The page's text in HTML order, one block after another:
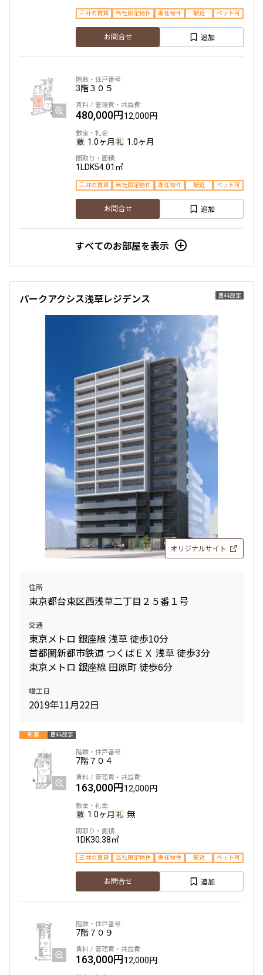
三井の賃貸 当社限定物件 専任物件 駅近 ペット可
お問合せ 追加
3階３０５
480,000円12,000円
1.0ヶ月 1.0ヶ月
1LDK54.01㎡
三井の賃貸 当社限定物件 専任物件 駅近 ペット可
お問合せ 追加
すべてのお部屋を表示
賃料改定
パークアクシス浅草レジデンス
オリジナルサイト
住所
東京都台東区西浅草二丁目２５番１号
交通
東京メトロ 銀座線 浅草 徒歩10分
首都圏新都市鉄道 つくばＥＸ 浅草 徒歩3分
東京メトロ 銀座線 田原町 徒歩6分
竣工日
2019年11月22日
新着 賃料改定
7階７０４
163,000円12,000円
1.0ヶ月 無
1DK30.38㎡
三井の賃貸 当社限定物件 専任物件 駅近 ペット可
お問合せ 追加
7階７０９
163,000円12,000円